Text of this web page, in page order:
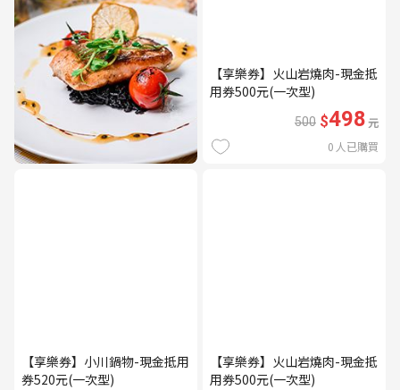
【享樂券】火山岩燒肉-現金抵
用券500元(一次型)
500 $498元
0 人已購買
【享樂券】小川鍋物-現金抵用
券520元(一次型)
【享樂券】火山岩燒肉-現金抵
用券500元(一次型)